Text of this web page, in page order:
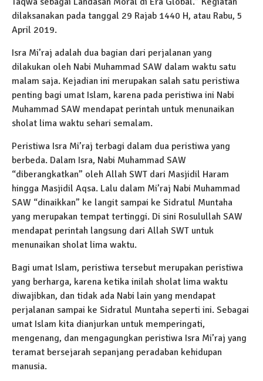
dilaksanakan pada tanggal 29 Rajab 1440 H, atau Rabu, 5
April 2019.
Isra Mi’raj adalah dua bagian dari perjalanan yang
dilakukan oleh Nabi Muhammad SAW dalam waktu satu
malam saja. Kejadian ini merupakan salah satu peristiwa
penting bagi umat Islam, karena pada peristiwa ini Nabi
Muhammad SAW mendapat perintah untuk menunaikan
sholat lima waktu sehari semalam.
Peristiwa Isra Mi’raj terbagi dalam dua peristiwa yang
berbeda. Dalam Isra, Nabi Muhammad SAW
“diberangkatkan” oleh Allah SWT dari Masjidil Haram
hingga Masjidil Aqsa. Lalu dalam Mi’raj Nabi Muhammad
SAW “dinaikkan” ke langit sampai ke Sidratul Muntaha
yang merupakan tempat tertinggi. Di sini Rosulullah SAW
mendapat perintah langsung dari Allah SWT untuk
menunaikan sholat lima waktu.
Bagi umat Islam, peristiwa tersebut merupakan peristiwa
yang berharga, karena ketika inilah sholat lima waktu
diwajibkan, dan tidak ada Nabi lain yang mendapat
perjalanan sampai ke Sidratul Muntaha seperti ini. Sebagai
umat Islam kita dianjurkan untuk memperingati,
mengenang, dan mengagungkan peristiwa Isra Mi’raj yang
teramat bersejarah sepanjang peradaban kehidupan
manusia.